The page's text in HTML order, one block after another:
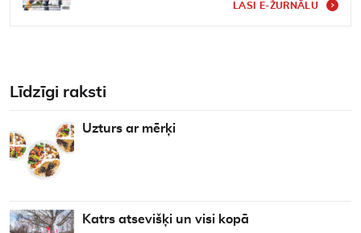
LASI E-ŽURNĀLU
Līdzīgi raksti
Uzturs ar mērķi
Katrs atsevišķi un visi kopā